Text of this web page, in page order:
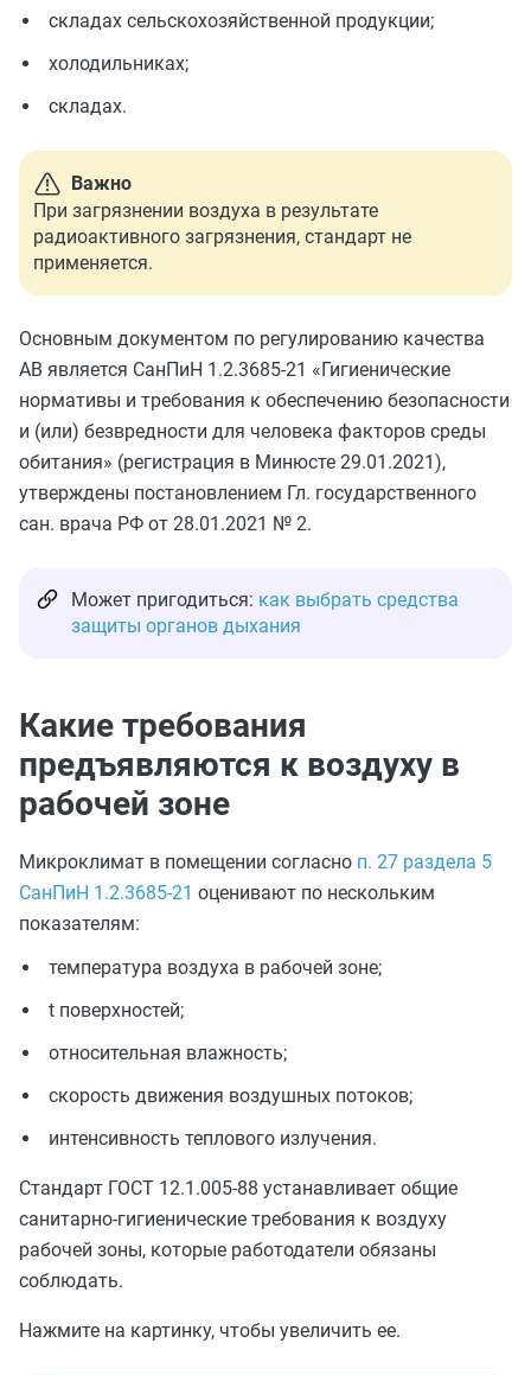
складах сельскохозяйственной продукции;
холодильниках;
складах.
Важно
При загрязнении воздуха в результате
радиоактивного загрязнения, стандарт не
применяется.
Основным документом по регулированию качества
АВ является СанПиН 1.2.3685-21 «Гигиенические
нормативы и требования к обеспечению безопасности
и (или) безвредности для человека факторов среды
обитания» (регистрация в Минюсте 29.01.2021),
утверждены постановлением Гл. государственного
сан. врача РФ от 28.01.2021 № 2.
Может пригодиться: как выбрать средства
защиты органов дыхания
Какие требования
предъявляются к воздуху в
рабочей зоне
Микроклимат в помещении согласно п. 27 раздела 5
СанПиН 1.2.3685-21 оценивают по нескольким
показателям:
температура воздуха в рабочей зоне;
t поверхностей;
относительная влажность;
скорость движения воздушных потоков;
интенсивность теплового излучения.
Стандарт ГОСТ 12.1.005-88 устанавливает общие
санитарно-гигиенические требования к воздуху
рабочей зоны, которые работодатели обязаны
соблюдать.
Нажмите на картинку, чтобы увеличить ее.